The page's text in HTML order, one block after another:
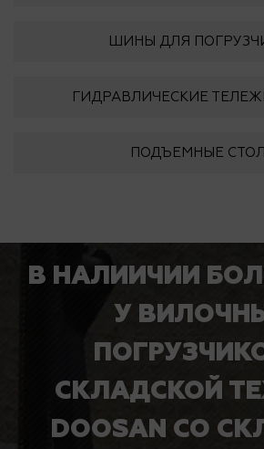
ШИНЫ ДЛЯ
ГИДРАВЛИЧЕСКИЕ
ПОДЪЕМНЫЕ
В НАЛИИЧИИ
У
СКЛАДСКОЙ
DOOSAN СО